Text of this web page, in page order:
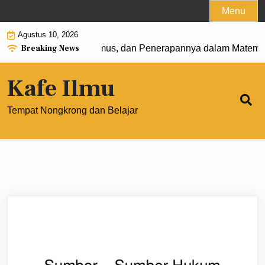
to
content
Menu
Agustus 10, 2026
Breaking News
0: Pengertian, Rumus, dan Penerapannya dalam
Kafe Ilmu
Tempat Nongkrong dan Belajar